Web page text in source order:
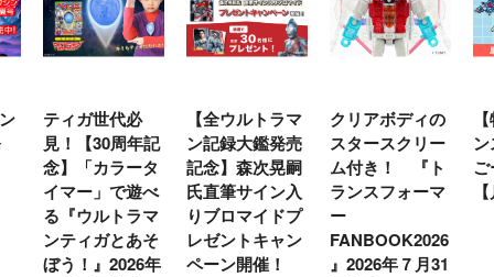
記
ータ
年
【全ウルトラマ
ン記録大鑑発売
記念】森次晃嗣
氏直筆サイン入
りブロマイドプ
レゼントキャン
ペーン開催！
クリアボディの
スタースクリー
ム付き！ 『ト
ランスフォーマ
ー
FANBOOK2026
』2026年７月31
【特別編】トラ
ンスフォーマー
ごー！ごー！
【月イチ更新】